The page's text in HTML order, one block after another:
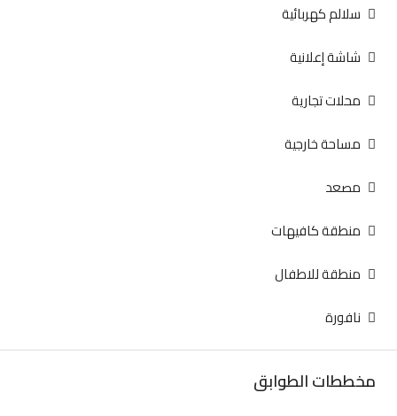
سلالم كهربائية
شاشة إعلانية
محلات تجارية
مساحة خارجية
مصعد
منطقة كافيهات
منطقة للاطفال
نافورة
مخططات الطوابق